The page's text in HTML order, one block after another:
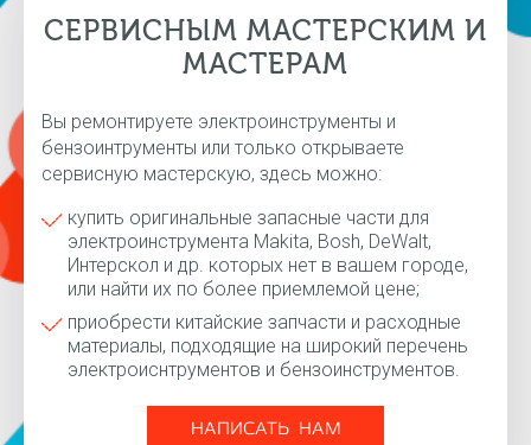
СЕРВИСНЫМ МАСТЕРСКИМ И
МАСТЕРАМ
Вы ремонтируете электроинструменты и
бензоинтрументы или только открываете
сервисную мастерскую, здесь можно:
купить оригинальные запасные части для
электроинструмента Makita, Bosh, DeWalt,
Интерскол и др. которых нет в вашем городе,
или найти их по более приемлемой цене;
приобрести китайские запчасти и расходные
материалы, подходящие на широкий перечень
электроиснтрументов и бензоинструментов.
НАПИСАТЬ НАМ